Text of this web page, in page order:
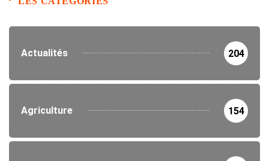
Actualités 204
Agriculture 154